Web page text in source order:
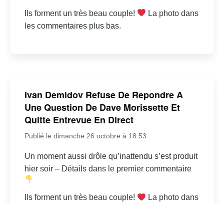
Ils forment un très beau couple!
La photo dans
les commentaires plus bas.
Ivan Demidov Refuse De Repondre A
Une Question De Dave Morissette Et
Quitte Entrevue En Direct
Publié le dimanche 26 octobre à 18:53
Un moment aussi drôle qu’inattendu s’est produit
hier soir – Détails dans le premier commentaire
Ils forment un très beau couple!
La photo dans